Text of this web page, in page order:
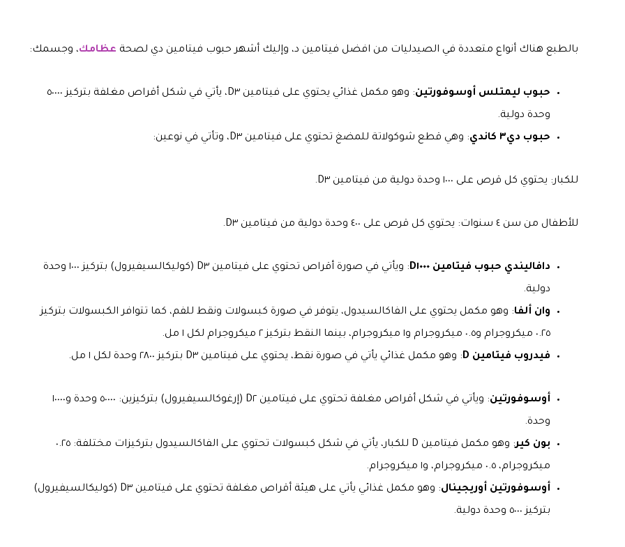
بالطبع هناك أنواع متعددة في الصيدليات من افضل فيتامين د، وإليك أشهر حبوب فيتامين دي لصحة عظامك، وجسمك:
حبوب ليمتلس أوسوفورتين
: وهو مكمل غذائي يحتوي على فيتامين D٣، يأتي في شكل أقراص مغلفة بتركيز ٥٠٠٠٠
وحدة دولية.
حبوب دي٣ كاندي
: وهي قطع شوكولاتة للمضغ تحتوي على فيتامين D٣، وتأتي في نوعين:
للكبار: يحتوي كل قرص على ١٠٠٠ وحدة دولية من فيتامين D٣.
للأطفال من سن ٤ سنوات: يحتوي كل قرص على ٤٠٠ وحدة دولية من فيتامين D٣.
دافاليندي حبوب فيتامين D١٠٠٠
: ويأتي في صورة أقراص تحتوي على فيتامين D٣ (كوليكالسيفيرول) بتركيز ١٠٠٠ وحدة
دولية.
وان ألفا: وهو مكمل يحتوي على الفاكالسيدول، يتوفر في صورة كبسولات ونقط للفم، كما تتوافر الكبسولات بتركيز
٠.٢٥ ميكروجرام و٠.٥ ميكروجرام و١ ميكروجرام، بينما النقط بتركيز ٢ ميكروجرام لكل ١ مل.
فيدروب فيتامين D
: وهو مكمل غذائي يأتي في صورة نقط، يحتوي على فيتامين D٣ بتركيز ٢٨٠٠ وحدة لكل ١ مل.
أوسوفورتين
: ويأتي في شكل أقراص مغلفة تحتوي على فيتامين D٢ (إرغوكالسيفيرول) بتركيزين: ٥٠٠٠٠ وحدة و١٠٠٠٠
وحدة.
بون كير
: وهو مكمل فيتامين D للكبار، يأتي في شكل كبسولات تحتوي على الفاكالسيدول بتركيزات مختلفة: ٠.٢٥
ميكروجرام، ٠.٥ ميكروجرام، و١ ميكروجرام.
أوسوفورتين أوريجينال
: وهو مكمل غذائي يأتي على هيئة أقراص مغلفة تحتوي على فيتامين D٣ (كوليكالسيفيرول)
بتركيز ٥٠٠٠ وحدة دولية.